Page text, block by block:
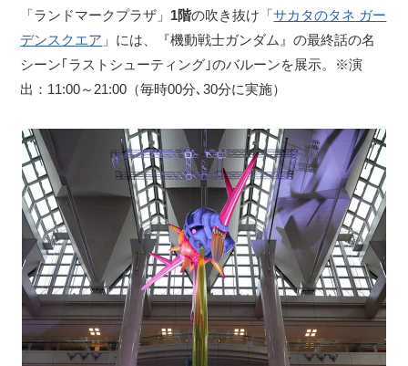
「ランドマークプラザ」 1階の吹き抜け「サカタのタネ ガー
デンスクエア 」には、『機動戦士ガンダム』の最終話の名
シーン｢ラストシューティング｣のバルーンを展示。※演
出：11:00～21:00（毎時00分､30分に実施）